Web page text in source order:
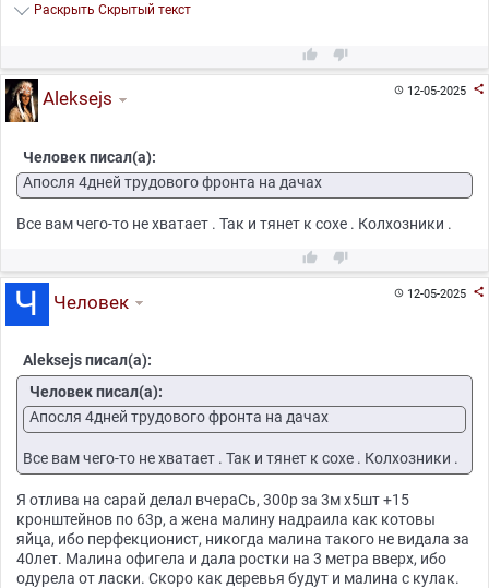
Раскрыть Скрытый текст
 
12-05-2025 
Aleksejs
Человек писал(а):
Апосля 4дней трудового фронта на дачах
Все вам чего-то не хватает . Так и тянет к сохе . Колхозники .
 
12-05-2025 
Человек
Aleksejs писал(а):
Человек писал(а):
Апосля 4дней трудового фронта на дачах
Все вам чего-то не хватает . Так и тянет к сохе . Колхозники .
Я отлива на сарай делал вчераСь, 300р за 3м х5шт +15
кронштейнов по 63р, а жена малину надраила как котовы
яйца, ибо перфекционист, никогда малина такого не видала за
40лет. Малина офигела и дала ростки на 3 метра вверх, ибо
одурела от ласки. Скоро как деревья будут и малина с кулак.